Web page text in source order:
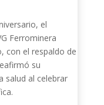
el
Ferrominera
con el respaldo de
su
salud al celebrar